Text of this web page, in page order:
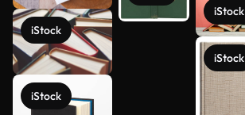
iStock
iStock
iStock
iStock